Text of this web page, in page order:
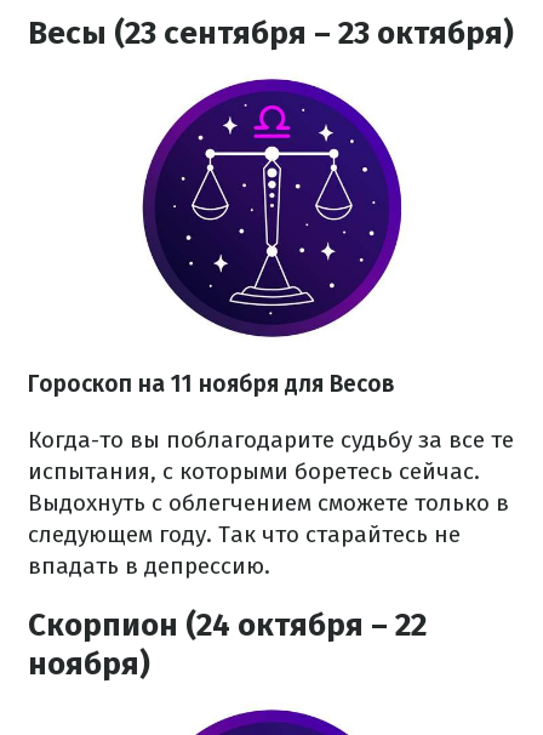
Весы (23 сентября – 23 октября)
Гороскоп на 11 ноября для Весов
Когда-то вы поблагодарите судьбу за все те
испытания, с которыми боретесь сейчас.
Выдохнуть с облегчением сможете только в
следующем году. Так что старайтесь не
впадать в депрессию.
Скорпион (24 октября – 22
ноября)